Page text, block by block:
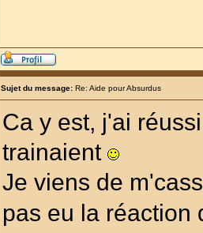
Sujet du message: Re: Aide pour Absurdus
Ca y est, j'ai
trainaient
Je viens de
pas eu la